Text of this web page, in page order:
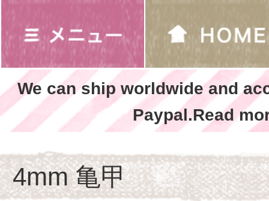
We can ship worldwide and
Paypal.Read
4mm 亀甲